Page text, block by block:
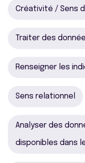
Créativité / Sens
Traiter des
Renseigner les
Sens relationnel
Analyser des
disponibles dans